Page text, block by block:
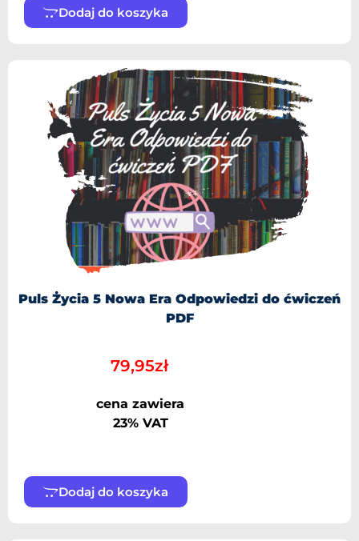
Dodaj do koszyka
Puls Życia 5 Nowa Era Odpowiedzi do ćwiczeń
PDF
79,95zł
cena zawiera
23% VAT
Dodaj do koszyka